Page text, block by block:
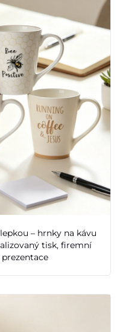
– hrnky na kávu
tisk, firemní